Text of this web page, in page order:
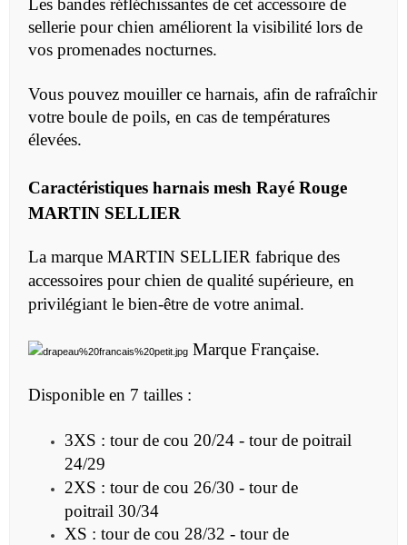
Les bandes réfléchissantes de cet accessoire de
sellerie pour chien améliorent la visibilité lors de
vos promenades nocturnes.
Vous pouvez mouiller ce harnais, afin de rafraîchir
votre boule de poils, en cas de températures
élevées.
Caractéristiques harnais mesh Rayé Rouge
MARTIN SELLIER
La marque MARTIN SELLIER fabrique des
accessoires pour chien de qualité supérieure, en
privilégiant le bien-être de votre animal.
Marque Française.
Disponible en 7 tailles :
3XS : tour de cou 20/24 - tour de poitrail
24/29
2XS : tour de cou 26/30 - tour de
poitrail 30/34
XS : tour de cou 28/32 - tour de